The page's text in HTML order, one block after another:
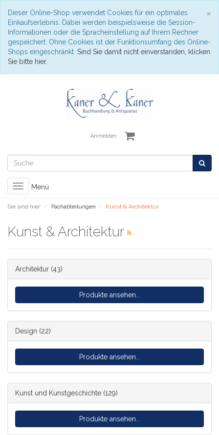
×
Dieser Online-Shop verwendet Cookies für ein optimales
Einkaufserlebnis. Dabei werden beispielsweise die Session-
Informationen oder die Spracheinstellung auf Ihrem Rechner
gespeichert. Ohne Cookies ist der Funktionsumfang des Online-
Shops eingeschränkt. Sind Sie damit nicht einverstanden, klicken
Sie bitte hier.
Anmelden
Toggle
navigation
Menü
Sie sind hier: Fachabteilungen Kunst & Architektur
Kunst & Architektur
Architektur (43)
Produkte ansehen...
Design (22)
Produkte ansehen...
Kunst und Kunstgeschichte (129)
Produkte ansehen...